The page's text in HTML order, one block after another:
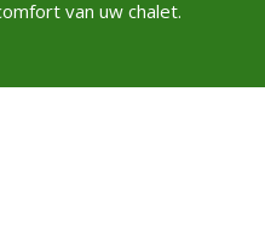
van uw chalet.